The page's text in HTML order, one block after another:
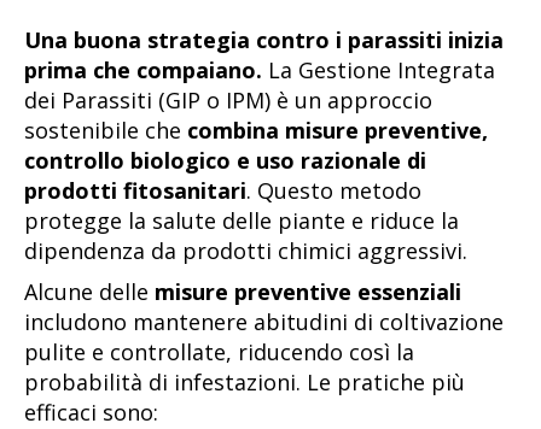
Una buona strategia contro i parassiti inizia
prima che compaiano. La Gestione Integrata
dei Parassiti (GIP o IPM) è un approccio
sostenibile che combina misure preventive,
controllo biologico e uso razionale di
prodotti fitosanitari. Questo metodo
protegge la salute delle piante e riduce la
dipendenza da prodotti chimici aggressivi.
Alcune delle misure preventive essenziali
includono mantenere abitudini di coltivazione
pulite e controllate, riducendo così la
probabilità di infestazioni. Le pratiche più
efficaci sono: